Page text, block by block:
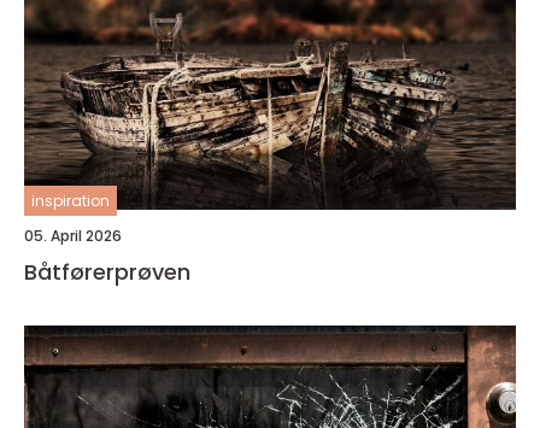
inspiration
05. April 2026
Båtførerprøven